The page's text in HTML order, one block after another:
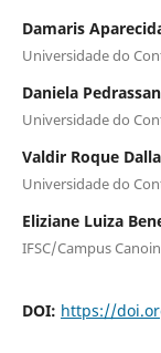
Damaris
Universidade do
Daniela
Universidade do
Valdir Roque
Universidade do
Eliziane Luiza
IFSC/Campus
DOI: https://